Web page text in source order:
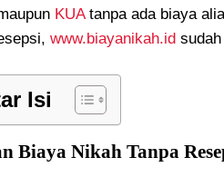
KUAtanpa ada biaya
www.biayanikah.id
Isi
Biaya Nikah Tanpa